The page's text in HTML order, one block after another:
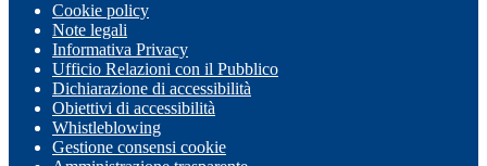
Cookie policy
Note legali
Informativa Privacy
Ufficio Relazioni con il Pubblico
Dichiarazione di accessibilità
Obiettivi di accessibilità
Whistleblowing
Gestione consensi cookie